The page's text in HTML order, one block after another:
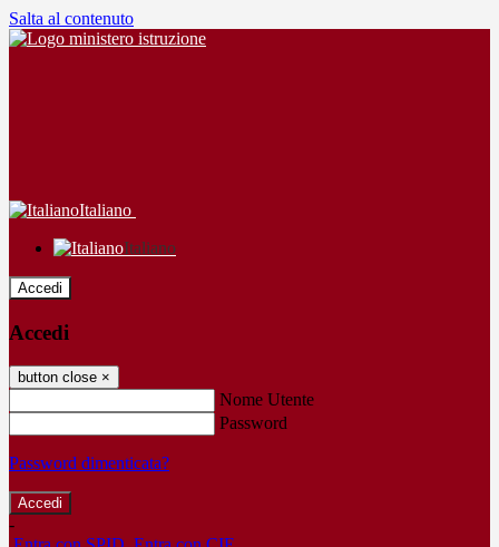
Salta al contenuto
Italiano
Italiano
Accedi
Accedi
button close ×
Nome Utente
Password
Password dimenticata?
-